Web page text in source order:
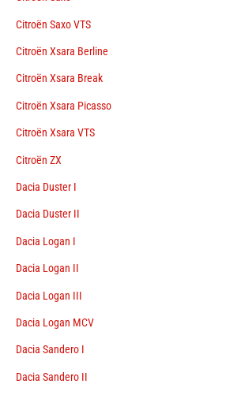
Citroën Saxo VTS
Citroën Xsara Berline
Citroën Xsara Break
Citroën Xsara Picasso
Citroën Xsara VTS
Citroën ZX
Dacia Duster I
Dacia Duster II
Dacia Logan I
Dacia Logan II
Dacia Logan III
Dacia Logan MCV
Dacia Sandero I
Dacia Sandero II